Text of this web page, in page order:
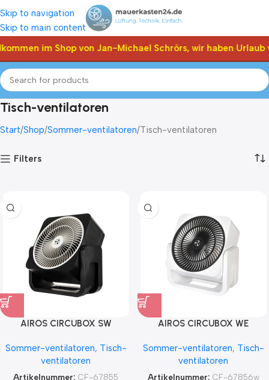
Skip to navigation
Skip to main content
im Shop von Jan-Michael Schrörs, wir haben Urlaub
Tisch-ventilatoren
Start Shop Sommer-ventilatoren Tisch-ventilatoren
Filters
AIROS CIRCUBOX SW
Sommer-ventilatoren, Tisch-
ventilatoren
Artikelnummer: CF-67855
AIROS CIRCUBOX WE
Sommer-ventilatoren, Tisch-
ventilatoren
Artikelnummer: CF-67856w